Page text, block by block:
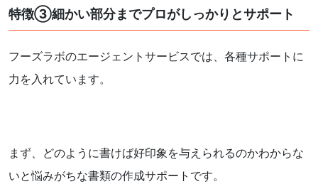
特徴③細かい部分までプロがしっかりとサポート
フーズラボのエージェントサービスでは、各種サポートに
力を入れています。
まず、どのように書けば好印象を与えられるのかわからな
いと悩みがちな書類の作成サポートです。